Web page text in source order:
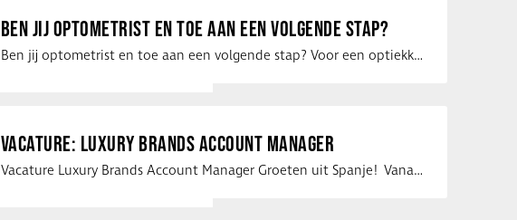
BEN JIJ OPTOMETRIST EN TOE AAN EEN VOLGENDE STAP?
Ben jij optometrist en toe aan een volgende stap? Voor een optiekketen is Eye …
VACATURE: LUXURY BRANDS ACCOUNT MANAGER
Vacature Luxury Brands Account Manager Groeten uit Spanje! Vanaf mijn …